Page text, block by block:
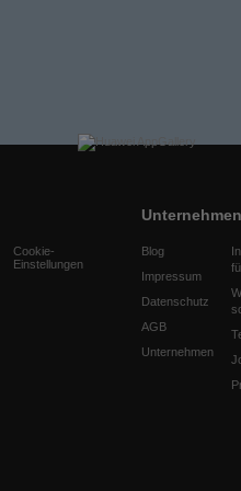
Cookie-
Einstellungen
Unternehmen
Blog
Impressum
Datenschutz
AGB
Unternehmen